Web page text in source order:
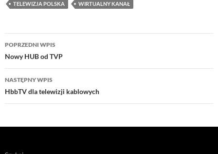
TELEWIZJA POLSKA
WIRTUALNY KANAŁ
Nawigacja
wpisu
POPRZEDNI WPIS
Nowy HUB od TVP
NASTĘPNY WPIS
HbbTV dla telewizji kablowych